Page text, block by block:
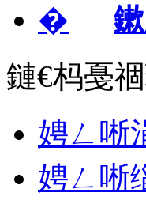
鏈€杩戞
娉ㄥ唽
娉ㄥ唽